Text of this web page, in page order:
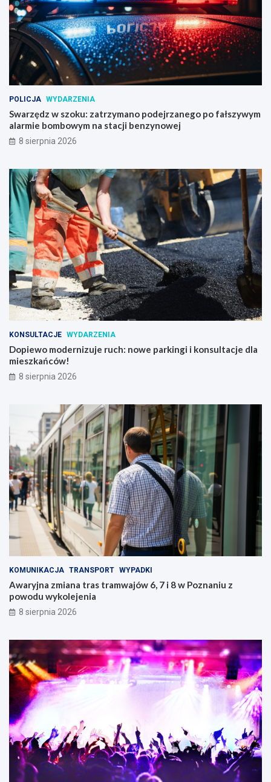
POLICJA WYDARZENIA
Swarzędz w szoku: zatrzymano podejrzanego po fałszywym
alarmie bombowym na stacji benzynowej
8 sierpnia 2026
KONSULTACJE WYDARZENIA
Dopiewo modernizuje ruch: nowe parkingi i konsultacje dla
mieszkańców!
8 sierpnia 2026
KOMUNIKACJA TRANSPORT WYPADKI
Awaryjna zmiana tras tramwajów 6, 7 i 8 w Poznaniu z
powodu wykolejenia
8 sierpnia 2026